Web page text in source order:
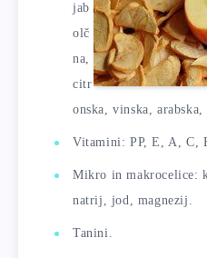
jab
olč
na,
citr
onska, vinska, arabska,
Vitamini: PP, E, A, C,
Mikro in makrocelice:
natrij, jod, magnezij.
Tanini.